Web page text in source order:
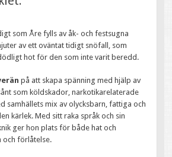
som Åre fylls av åk- och festsugna
av ett oväntat tidigt snöfall, som
hot för den som inte varit beredd.
på att skapa spänning med hjälp av
som köldskador, narkotikarelaterade
samhällets mix av olycksbarn, fattiga och
kärlek. Med sitt raka språk och sin
ger hon plats för både hat och
och förlåtelse.